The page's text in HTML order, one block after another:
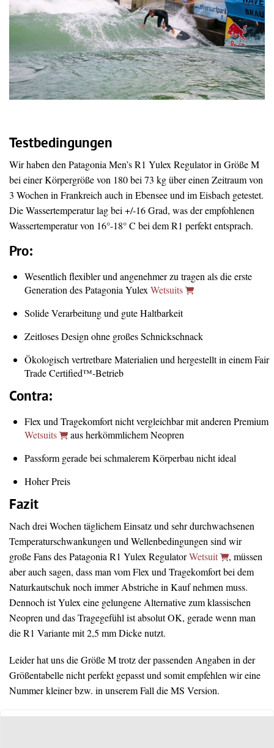
Testbedingungen
Wir haben den Patagonia Men’s R1 Yulex Regulator in Größe M
bei einer Körpergröße von 180 bei 73 kg über einen Zeitraum von
3 Wochen in Frankreich auch in Ebensee und im Eisbach getestet.
Die Wassertemperatur lag bei +/-16 Grad, was der empfohlenen
Wassertemperatur von 16°-18° C bei dem R1 perfekt entsprach.
Pro:
Wesentlich flexibler und angenehmer zu tragen als die erste
Generation des Patagonia Yulex Wetsuits
Solide Verarbeitung und gute Haltbarkeit
Zeitloses Design ohne großes Schnickschnack
Ökologisch vertretbare Materialien und hergestellt in einem Fair
Trade Certified™-Betrieb
Contra:
Flex und Tragekomfort nicht vergleichbar mit anderen Premium
Wetsuits
aus herkömmlichem Neopren
Passform gerade bei schmalerem Körperbau nicht ideal
Hoher Preis
Fazit
Nach drei Wochen täglichem Einsatz und sehr durchwachsenen
Temperaturschwankungen und Wellenbedingungen sind wir
große Fans des Patagonia R1 Yulex RegulatorWetsuit
, müssen
aber auch sagen, dass man vom Flex und Tragekomfort bei dem
Naturkautschuk noch immer Abstriche in Kauf nehmen muss.
Dennoch ist Yulex eine gelungene Alternative zum klassischen
Neopren und das Tragegefühl ist absolut OK, gerade wenn man
die R1 Variante mit 2,5 mm Dicke nutzt.
Leider hat uns die Größe M trotz der passenden Angaben in der
Größentabelle nicht perfekt gepasst und somit empfehlen wir eine
Nummer kleiner bzw. in unserem Fall die MS Version.